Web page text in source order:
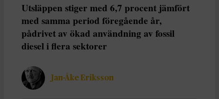
Utsläppen stiger med 6,7 procent jämfört
med samma period föregående år,
pådrivet av ökad användning av fossil
diesel i flera sektorer
Jan-Åke Eriksson